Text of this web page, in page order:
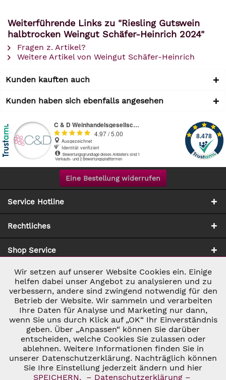
Weiterführende Links zu "Riesling Gutswein
halbtrocken Weingut Schäfer-Heinrich 2024"
Fragen z. Artikel?
Weitere Artikel von Weingut Schäfer-Heinrich
Kunden kauften auch
Kunden haben sich ebenfalls angesehen
Eine Bestellung widerrufen
Service Hotline
Rechtliches
Shop Service
Zahlung & Versand
* ALLE PREISE INKL. GESETZL. UMSATZSTEUER ZZGL.
VERSANDKOSTEN UND GGF. NACHNAHMEGEBÜHREN, WENN NICHT
ANDERS BESCHRIEBEN
© 2026 C&D WEINHANDEL - ALL RIGHTS RESERVED. THEME BY
Notwendig Aktiv
Marketing Inaktiv
Tracking Inaktiv
Personalisierung Inaktiv
Wir setzen auf unserer Website Cookies ein. Einige
helfen dabei unser Angebot zu analysieren und zu
verbessern, andere sind zwingend notwendig für den
Betrieb der Website. Wir sammeln und verarbeiten
Ihre Daten für Analyse und Marketing nur dann,
wenn Sie uns durch Klick auf „OK“ Ihr Einverständnis
geben. Über „Anpassen“ können Sie darüber
entscheiden, welche Cookies Sie zulassen oder
ablehnen. Weitere Informationen finden Sie in
unserer Datenschutzerklärung. Nachträglich können
Sie Ihre Einstellung jederzeit ändern und hier
SPEICHERN.
– Datenschutzerklärung –